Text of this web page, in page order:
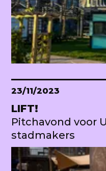
23/11/2023
LIFT!
Pitchavond voor
stadmakers